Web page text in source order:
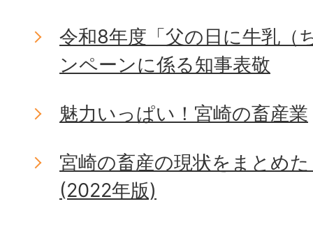
令和8年度「父の日に牛乳（
ンペーンに係る知事表敬
魅力いっぱい！宮崎の畜産業
宮崎の畜産の現状をまとめ
(2022年版)